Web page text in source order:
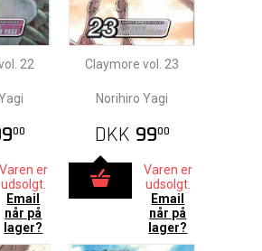
22
00
Varen er
udsolgt.
Email
når på
lager?
Claymore vol. 23
Norihiro Yagi
DKK 9900
Varen er
udsolgt.
Email
når på
lager?